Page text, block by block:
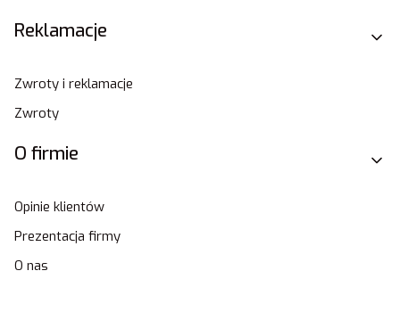
Reklamacje
Zwroty i reklamacje
Zwroty
O firmie
Opinie klientów
Prezentacja firmy
O nas